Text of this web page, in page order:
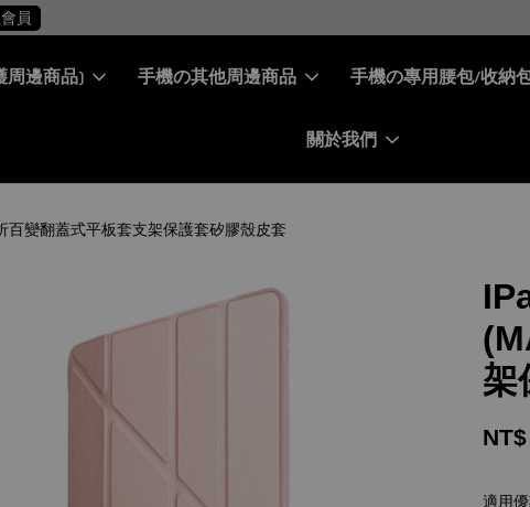
周邊商品) 手機の其他周邊商品 手機の專用腰包/收納
關於我們
變翻蓋式平板套支架保護套矽膠殼皮套
架
適用